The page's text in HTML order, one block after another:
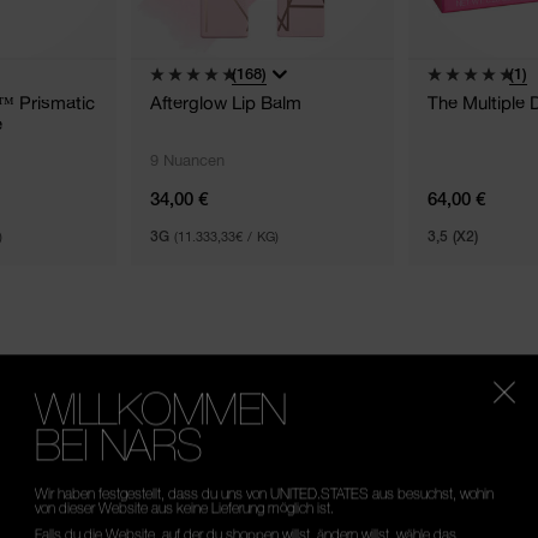
Prismatic
(168)
Afterglow Lip Balm
9 Nuancen
34,00 €
3G (11.333,33€ / KG)
(1)
The Multiple
64,00 €
3,5 (X2)
WILLKOMMEN
BEI NARS
Wir haben festgestellt, dass du uns von UNITED.STATES aus besuchst, wohin
von dieser Website aus keine Lieferung möglich ist.